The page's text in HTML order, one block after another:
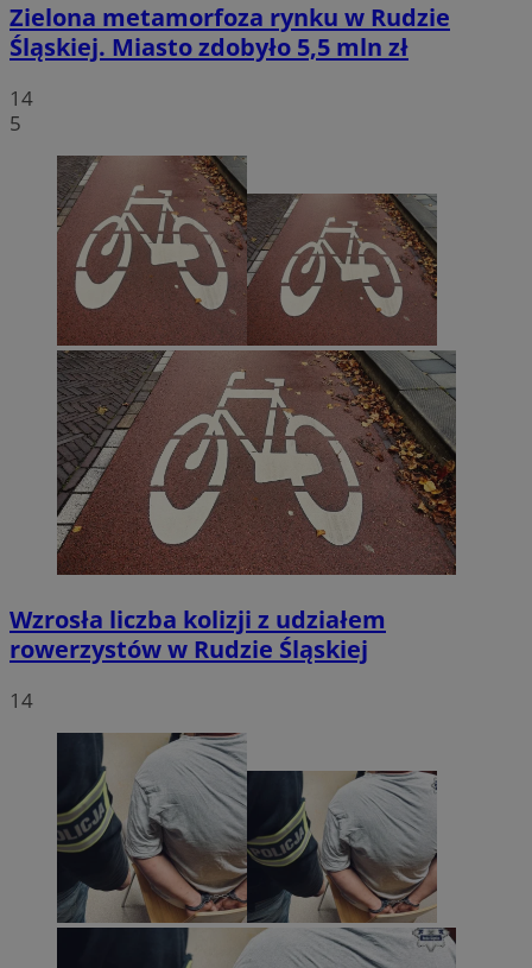
Zielona metamorfoza rynku w Rudzie
Śląskiej. Miasto zdobyło 5,5 mln zł
14
5
Wzrosła liczba kolizji z udziałem
rowerzystów w Rudzie Śląskiej
14